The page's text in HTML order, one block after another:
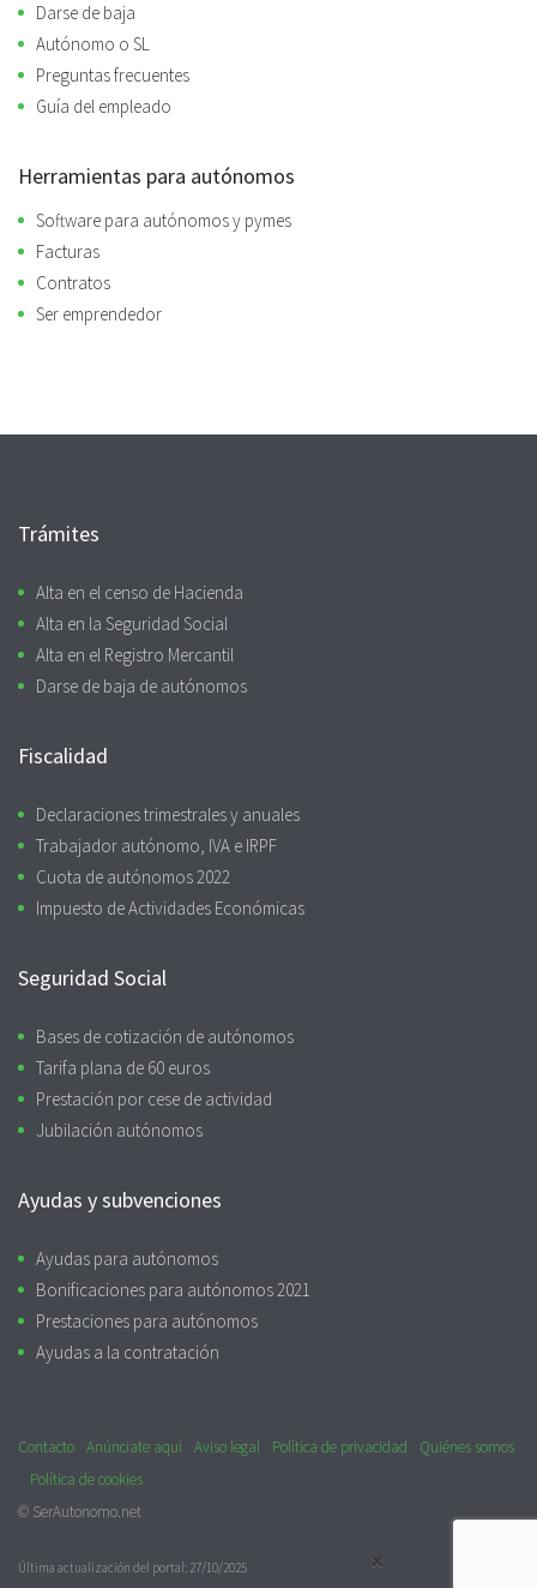
Darse de baja
Autónomo o SL
Preguntas frecuentes
Guía del empleado
Herramientas para autónomos
Software para autónomos y pymes
Facturas
Contratos
Ser emprendedor
×
Trámites
Alta en el censo de Hacienda
Alta en la Seguridad Social
Alta en el Registro Mercantil
Darse de baja de autónomos
Fiscalidad
Declaraciones trimestrales y anuales
Trabajador autónomo, IVA e IRPF
Cuota de autónomos 2022
Impuesto de Actividades Económicas
Seguridad Social
Bases de cotización de autónomos
Tarifa plana de 60 euros
Prestación por cese de actividad
Jubilación autónomos
Ayudas y subvenciones
Ayudas para autónomos
Bonificaciones para autónomos 2021
Prestaciones para autónomos
Ayudas a la contratación
Contacto Anúnciate aquí Aviso legal Política de privacidad
Quiénes somos
Política de cookies
© SerAutonomo.net
Última actualización del portal: 27/10/2025